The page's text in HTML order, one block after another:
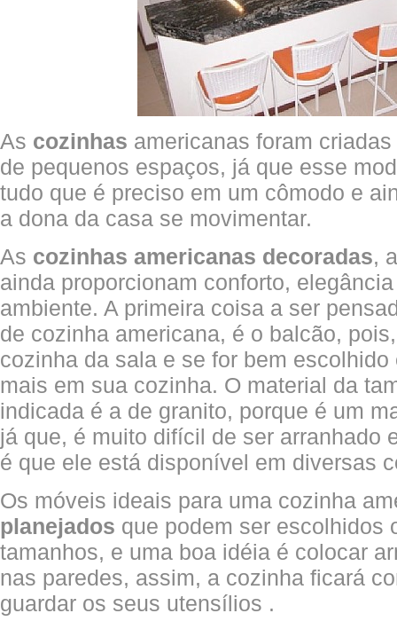
As cozinhas americanas foram
de pequenos espaços, já que esse
tudo que é preciso em um cômodo e
a dona da casa se movimentar.
As cozinhas americanas decoradas,
ainda proporcionam conforto,
ambiente. A primeira coisa a ser
de cozinha americana, é o balcão,
cozinha da sala e se for bem
mais em sua cozinha. O material da
indicada é a de granito, porque é um
já que, é muito difícil de ser arranhado
é que ele está disponível em diversas
Os móveis ideais para uma cozinha
planejados que podem ser escolhidos
tamanhos, e uma boa idéia é colocar
nas paredes, assim, a cozinha ficará
guardar os seus utensílios .